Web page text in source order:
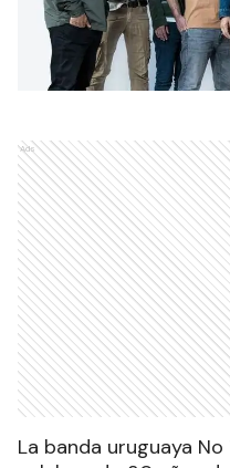
Ads
La banda uruguaya